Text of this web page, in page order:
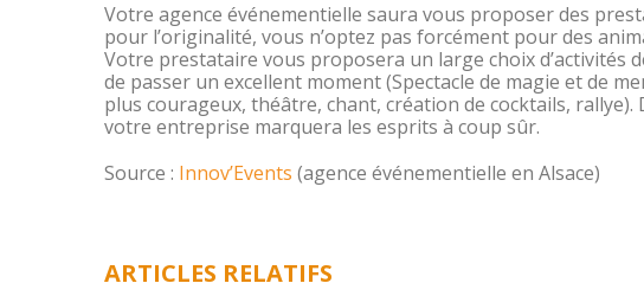
Votre agence événementielle saura vous proposer des
pour l’originalité, vous n’optez pas forcément pour des
Votre prestataire vous proposera un large choix d’activités
de passer un excellent moment (Spectacle de magie et de
plus courageux, théâtre, chant, création de cocktails,
votre entreprise marquera les esprits à coup sûr.
Source : Innov’Events (agence événementielle en Alsace)
ARTICLES RELATIFS